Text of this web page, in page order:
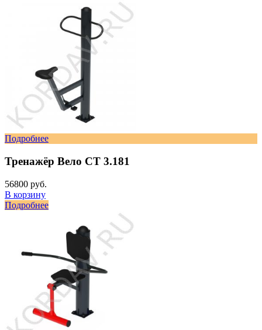
Подробнее
Тренажёр Вело СТ 3.181
56800 руб.
В корзину
Подробнее